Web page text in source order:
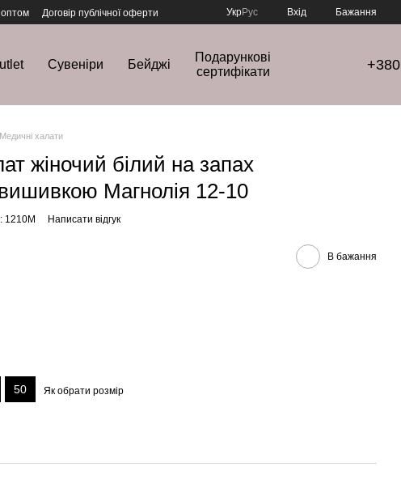
Договір публічної оферти
УкрРус Вхід Бажання
Сувеніри Бейджі
Подарункові
сертифікати
Медичні халати
жіночий білий на запах
Магнолія 12-10
1210M Написати відгук
В бажання
50 Як обрати розмір